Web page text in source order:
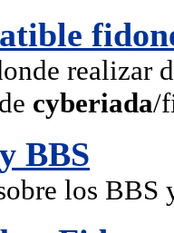
realizar
cyberiada/
BBS
los BBS